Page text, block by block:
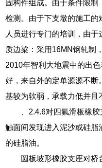
固构件组成。由于条件限
检测。由于下支墩的施工的
人员进行专门的培训，由
质边梁：采用16MN钢轧制
2010年智利大地震中的出
好，来自外的定单源源不
基较为软弱，承载力低并且
、2.4.6对四氟滑板橡
触面间发现进入泥沙或硅
的硅脂油。
圆板坡形橡胶支座对桥